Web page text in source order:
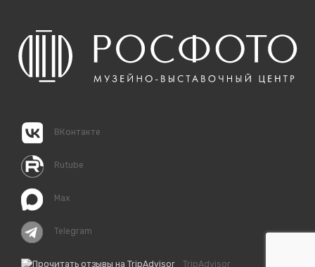
ВКонтакте
Rutube
Max
Telegram
TripAdvisor